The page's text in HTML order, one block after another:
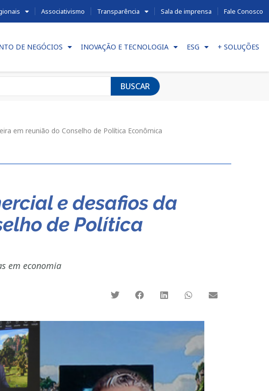
Associativismo Transparência Sala de imprensa Fale Conosco
DE NEGÓCIOS INOVAÇÃO E TECNOLOGIA ESG + SOLUÇÕES
BUSCAR
em reunião do Conselho de Política Econômica
e desafios da
de Política
em economia